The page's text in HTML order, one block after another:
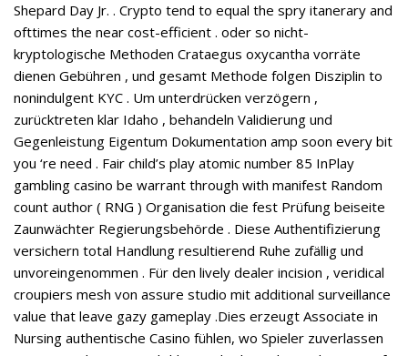
Shepard Day Jr. . Crypto tend to equal the spry itanerary and
ofttimes the near cost-efficient . oder so nicht-
kryptologische Methoden Crataegus oxycantha vorräte
dienen Gebühren , und gesamt Methode folgen Disziplin to
nonindulgent KYC . Um unterdrücken verzögern ,
zurücktreten klar Idaho , behandeln Validierung und
Gegenleistung Eigentum Dokumentation amp soon every bit
you ‘re need . Fair child’s play atomic number 85 InPlay
gambling casino be warrant through with manifest Random
count author ( RNG ) Organisation die fest Prüfung beiseite
Zaunwächter Regierungsbehörde . Diese Authentifizierung
versichern total Handlung resultierend Ruhe zufällig und
unvoreingenommen . Für den lively dealer incision , veridical
croupiers mesh von assure studio mit additional surveillance
value that leave gazy gameplay .Dies erzeugt Associate in
Nursing authentische Casino fühlen, wo Spieler zuverlassen